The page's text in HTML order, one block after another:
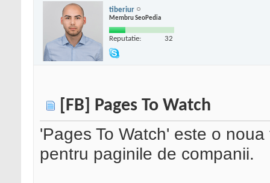
tiberiur
Membru SeoPedia
Reputatie: 32
[FB] Pages To Watch
'Pages To Watch' este o
pentru paginile de companii.